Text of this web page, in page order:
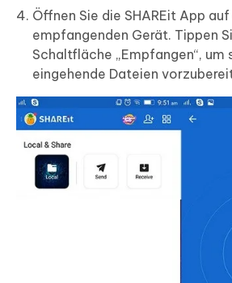
Öffnen Sie die SHAREit App
empfangenden Gerät. Tippen
Schaltfläche „Empfangen“, um
eingehende Dateien